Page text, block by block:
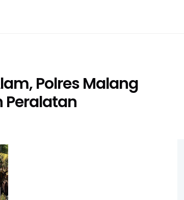
Polres Malang
Peralatan